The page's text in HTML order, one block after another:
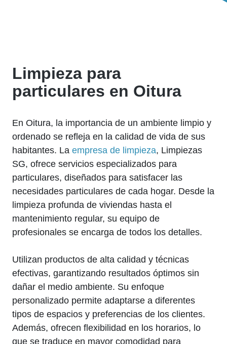
Limpieza para
particulares en Oitura
En Oitura, la importancia de un ambiente limpio y
ordenado se refleja en la calidad de vida de sus
habitantes. La empresa de limpieza, Limpiezas
SG, ofrece servicios especializados para
particulares, diseñados para satisfacer las
necesidades particulares de cada hogar. Desde la
limpieza profunda de viviendas hasta el
mantenimiento regular, su equipo de
profesionales se encarga de todos los detalles.
Utilizan productos de alta calidad y técnicas
efectivas, garantizando resultados óptimos sin
dañar el medio ambiente. Su enfoque
personalizado permite adaptarse a diferentes
tipos de espacios y preferencias de los clientes.
Además, ofrecen flexibilidad en los horarios, lo
que se traduce en mayor comodidad para